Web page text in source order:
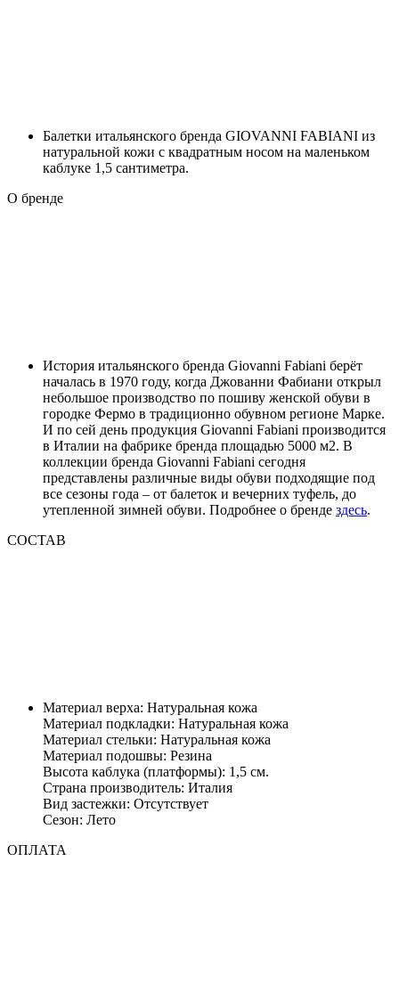
Балетки итальянского бренда GIOVANNI FABIANI из
натуральной кожи c квадратным носом на маленьком
каблуке 1,5 сантиметра.
О бренде
История итальянского бренда Giovanni Fabiani берёт
началась в 1970 году, когда Джованни Фабиани открыл
небольшое производство по пошиву женской обуви в
городке Фермо в традиционно обувном регионе Марке.
И по сей день продукция Giovanni Fabiani производится
в Италии на фабрике бренда площадью 5000 м2. В
коллекции бренда Giovanni Fabiani сегодня
представлены различные виды обуви подходящие под
все сезоны года – от балеток и вечерних туфель, до
утепленной зимней обуви. Подробнее о бренде здесь.
СОСТАВ
Материал верха: Натуральная кожа
Материал подкладки: Натуральная кожа
Материал стельки: Натуральная кожа
Материал подошвы: Резина
Высота каблука (платформы): 1,5 см.
Страна производитель: Италия
Вид застежки: Отсутствует
Сезон: Лето
ОПЛАТА